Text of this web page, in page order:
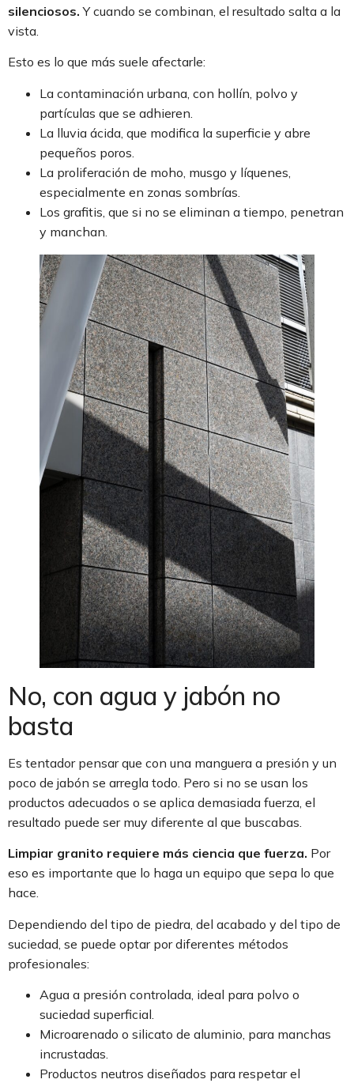
silenciosos. Y cuando se combinan, el resultado salta a la
vista.
Esto es lo que más suele afectarle:
La contaminación urbana, con hollín, polvo y
partículas que se adhieren.
La lluvia ácida, que modifica la superficie y abre
pequeños poros.
La proliferación de moho, musgo y líquenes,
especialmente en zonas sombrías.
Los grafitis, que si no se eliminan a tiempo, penetran
y manchan.
No, con agua y jabón no
basta
Es tentador pensar que con una manguera a presión y un
poco de jabón se arregla todo. Pero si no se usan los
productos adecuados o se aplica demasiada fuerza, el
resultado puede ser muy diferente al que buscabas.
Limpiar granito requiere más ciencia que fuerza. Por
eso es importante que lo haga un equipo que sepa lo que
hace.
Dependiendo del tipo de piedra, del acabado y del tipo de
suciedad, se puede optar por diferentes métodos
profesionales:
Agua a presión controlada, ideal para polvo o
suciedad superficial.
Microarenado o silicato de aluminio, para manchas
incrustadas.
Productos neutros diseñados para respetar el